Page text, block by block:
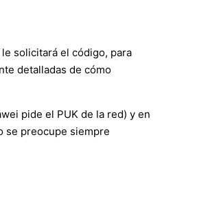
solicitará el código, para
detalladas de cómo
pide el PUK de la red) y en
se preocupe siempre